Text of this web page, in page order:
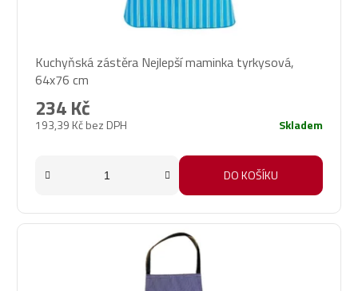
Kuchyňská zástěra Nejlepší maminka tyrkysová,
64x76 cm
193,39 Kč bez DPH
234 Kč
Skladem
DO KOŠÍKU